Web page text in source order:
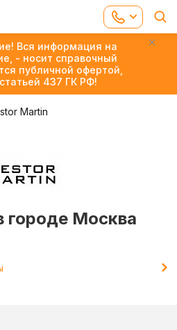
Вся информация на
- носит справочный
публичной офертой,
437 ГК РФ!
Martin
городе Москва